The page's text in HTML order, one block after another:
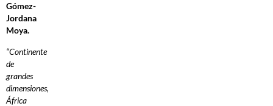
Gómez-
Jordana
Moya.
“Continente
de
grandes
dimensiones,
África